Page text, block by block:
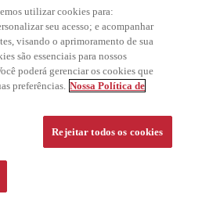
utilizar cookies para:
seu acesso; e acompanhar
visando o aprimoramento de sua
são essenciais para nossos
poderá gerenciar os cookies que
preferências. Nossa Política de
Rejeitar todos os cookies